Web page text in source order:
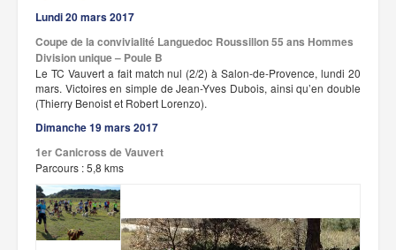
Lundi 20 mars 2017
Coupe de la convivialité Languedoc Roussillon 55 ans Hommes
Division unique – Poule B
Le TC Vauvert a fait match nul (2/2) à Salon-de-Provence, lundi 20
mars. Victoires en simple de Jean-Yves Dubois, ainsi qu’en double
(Thierry Benoist et Robert Lorenzo).
Dimanche 19 mars 2017
1er Canicross de Vauvert
Parcours : 5,8 kms